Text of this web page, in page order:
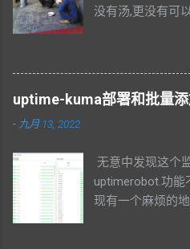
没有汤,更没有可
幅照片,鱼市口
uptime-kuma部署和批量
- 九月 13, 2022
无意中发现这个
uptimerobot.功能
现有一个麻烦的
常麻烦。 官方